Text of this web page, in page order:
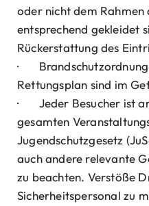
oder nicht dem Rahmen
entsprechend gekleidet
Rückerstattung des
· Brandschutzordnung
Rettungsplan sind im
· Jeder Besucher ist
gesamten
Jugendschutzgesetz
auch andere relevante
zu beachten. Verstöße
Sicherheitspersonal zu